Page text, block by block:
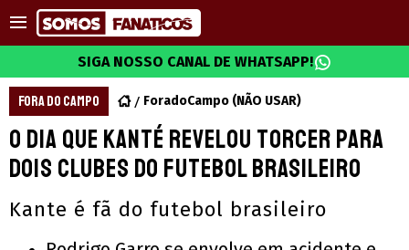
SIGA NOSSO CANAL DE WHATSAPP!
FORA DO CAMPO ForadoCampo (NÃO USAR)
O dia que Kanté revelou torcer para
dois clubes do futebol brasileiro
Kante é fã do futebol brasileiro